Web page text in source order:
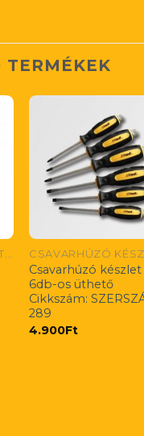
TERMÉKEK
CSAVARHÚZÓ KÉSZLETEK
Csavarhúzó készlet
6db-os üthető
Cikkszám:
289
4.900Ft